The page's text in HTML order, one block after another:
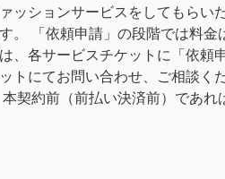
ッションサービスをしてもらい
。 「依頼申請」の段階では料金
、各サービスチケットに「依頼申
トにてお問い合わせ、ご相談く
契約前（前払い決済前）であれ